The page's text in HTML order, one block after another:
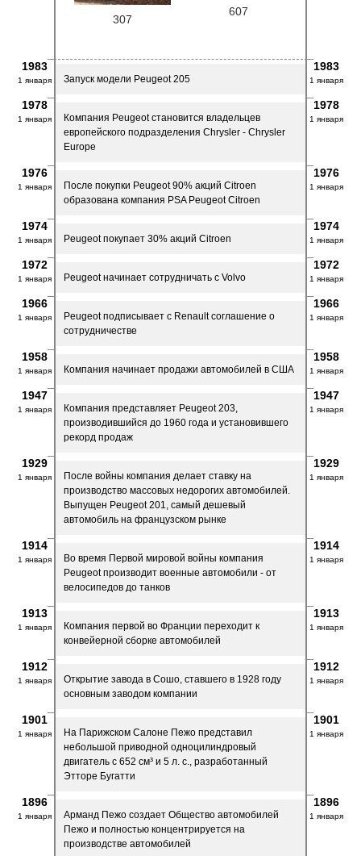
307
607
1983 1983
1 января 1 января
Запуск модели Peugeot 205
1978 1978
1 января 1 января
Компания Peugeot становится владельцев
европейского подразделения Chrysler - Chrysler
Europe
1976 1976
1 января 1 января
После покупки Peugeot 90% акций Citroen
образована компания PSA Peugeot Citroen
1974 1974
1 января 1 января
Peugeot покупает 30% акций Citroen
1972 1972
1 января 1 января
Peugeot начинает сотрудничать с Volvo
1966 1966
1 января 1 января
Peugeot подписывает с Renault соглашение о
сотрудничестве
1958 1958
1 января 1 января
Компания начинает продажи автомобилей в США
1947 1947
1 января 1 января
Компания представляет Peugeot 203,
производившийся до 1960 года и установившего
рекорд продаж
1929 1929
1 января 1 января
После войны компания делает ставку на
производство массовых недорогих автомобилей.
Выпущен Peugeot 201, самый дешевый
автомобиль на французском рынке
1914 1914
1 января 1 января
Во время Первой мировой войны компания
Peugeot производит военные автомобили - от
велосипедов до танков
1913 1913
1 января 1 января
Компания первой во Франции переходит к
конвейерной сборке автомобилей
1912 1912
1 января 1 января
Открытие завода в Сошо, ставшего в 1928 году
основным заводом компании
1901 1901
1 января 1 января
На Парижском Салоне Пежо представил
небольшой приводной одноцилиндровый
двигатель с 652 см³ и 5 л. с., разработанный
Этторе Бугатти
1896 1896
1 января 1 января
Арманд Пежо создает Общество автомобилей
Пежо и полностью концентрируется на
производстве автомобилей